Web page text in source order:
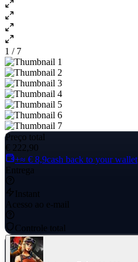
1 / 7
Preço total
€ 222,90
+≈ € 8,9cash back to your wallet
Entrega
Instant
Acesso ao e-mail
Controle total